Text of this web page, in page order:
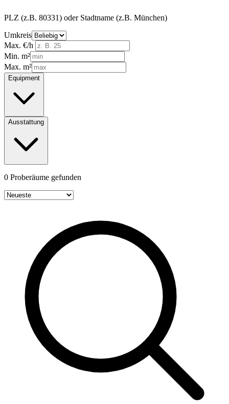
PLZ (z.B. 80331) oder Stadtname (z.B. München)
Umkreis
Max. €/h
Min. m²
Max. m²
Equipment
Ausstattung
0 Proberäume gefunden